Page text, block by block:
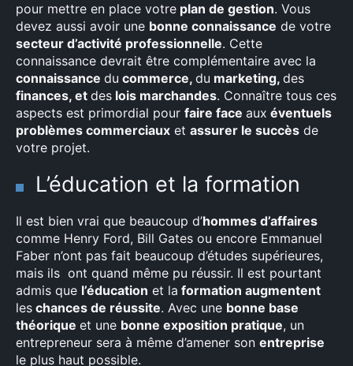
pour mettre en place votre plan de gestion. Vous
devez aussi avoir une bonne connaissance de votre
secteur d’activité professionnelle. Cette
connaissance devrait être complémentaire avec la
connaissance du commerce, du marketing, des
finances, et des lois marchandes. Connaître tous ces
aspects est primordial pour faire face aux éventuels
problèmes commerciaux et assurer le succès de
votre projet.
L’éducation et la formation
Il est bien vrai que beaucoup d’hommes d’affaires
comme Henry Ford, Bill Gates ou encore Emmanuel
Faber n’ont pas fait beaucoup d’études supérieures,
mais ils ont quand même pu réussir. Il est pourtant
admis que l’éducation et la formation augmentent
les chances de réussite. Avec une bonne base
théorique et une bonne exposition pratique, un
entrepreneur sera à même d’amener son entreprise
le plus haut possible.